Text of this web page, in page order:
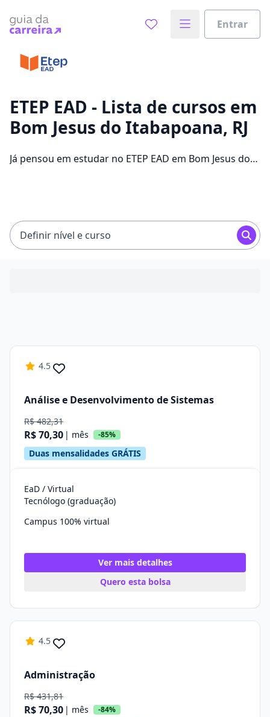
Entrar
Vamos te guiar no caminho ideal para seus estudos
ETEP EAD - Lista de cursos em
Bom Jesus do Itabapoana, RJ
Já pensou em estudar no ETEP EAD em Bom Jesus do
Definir nível e curso
4.5
Análise e Desenvolvimento de Sistemas
R$ 482,31
R$ 70,30 | mês -85%
Duas mensalidades GRÁTIS
EaD / Virtual
Tecnólogo (graduação)
Campus 100% virtual
Ver mais detalhes
Quero esta bolsa
4.5
Administração
R$ 431,81
R$ 70,30 | mês -84%